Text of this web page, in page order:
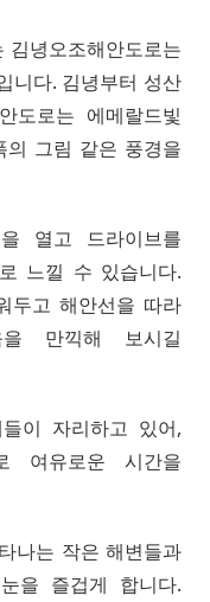
김녕오조해안도로는
니다. 김녕부터 성산
도로는 에메랄드빛
그림 같은 풍경을
열고 드라이브를
느낄 수 있습니다.
두고 해안선을 따라
만끽해 보시길
이 자리하고 있어,
여유로운 시간을
나는 작은 해변들과
을 즐겁게 합니다.